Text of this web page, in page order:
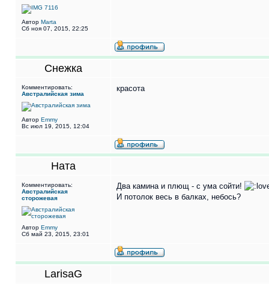
Автор Marta
Сб ноя 07, 2015, 22:25
Снежка
Комментировать:
Австралийская зима
Автор Emmy
Вс июл 19, 2015, 12:04
красота
Ната
Комментировать:
Австралийская
сторожевая
Автор Emmy
Сб май 23, 2015, 23:01
Два камина и плющ - с ума сойти!
И потолок весь в балках, небось?
LarisaG